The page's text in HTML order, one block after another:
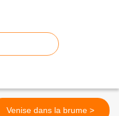
Venise dans la brume >